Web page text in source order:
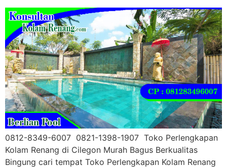
0812-8349-6007 0821-1398-1907 Toko Perlengkapan
Kolam Renang di Cilegon Murah Bagus Berkualitas
Bingung cari tempat Toko Perlengkapan Kolam Renang